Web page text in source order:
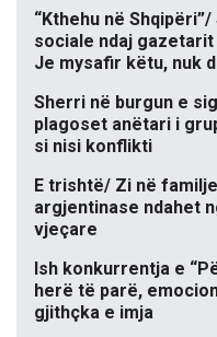
“Kthehu në
sociale ndaj
Je mysafir këtu, nuk
Sherri në burgun e
plagoset anëtari i
si nisi konflikti
E trishtë/ Zi në
argjentinase ndahet
vjeçare
Ish konkurrentja e
herë të parë,
gjithçka e imja